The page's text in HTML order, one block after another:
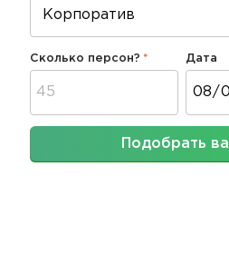
Сколько персон? Дата
Подобрать